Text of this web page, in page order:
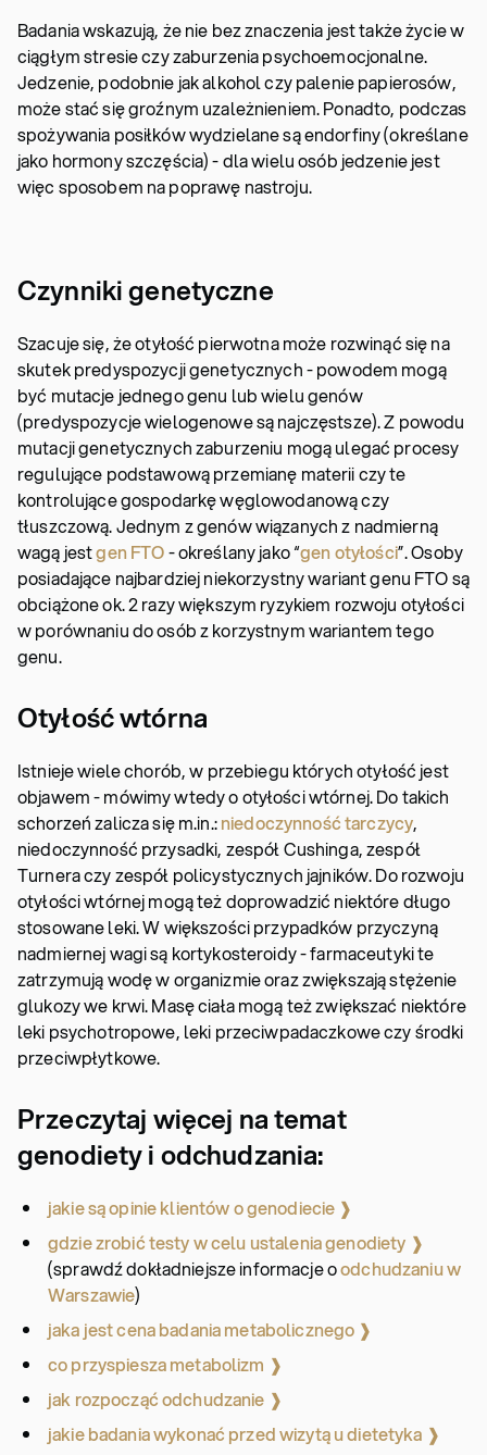
Badania wskazują, że nie bez znaczenia jest także życie w
ciągłym stresie czy zaburzenia psychoemocjonalne.
Jedzenie, podobnie jak alkohol czy palenie papierosów,
może stać się groźnym uzależnieniem. Ponadto, podczas
spożywania posiłków wydzielane są endorfiny (określane
jako hormony szczęścia) - dla wielu osób jedzenie jest
więc sposobem na poprawę nastroju.
Czynniki genetyczne
Szacuje się, że otyłość pierwotna może rozwinąć się na
skutek predyspozycji genetycznych - powodem mogą
być mutacje jednego genu lub wielu genów
(predyspozycje wielogenowe są najczęstsze). Z powodu
mutacji genetycznych zaburzeniu mogą ulegać procesy
regulujące podstawową przemianę materii czy te
kontrolujące gospodarkę węglowodanową czy
tłuszczową. Jednym z genów wiązanych z nadmierną
wagą jestgen FTO- określany jako “gen otyłości”. Osoby
posiadające najbardziej niekorzystny wariant genu FTO są
obciążone ok. 2 razy większym ryzykiem rozwoju otyłości
w porównaniu do osób z korzystnym wariantem tego
genu.
Otyłość wtórna
Istnieje wiele chorób, w przebiegu których otyłość jest
objawem - mówimy wtedy o otyłości wtórnej. Do takich
schorzeń zalicza się m.in.:niedoczynność tarczycy,
niedoczynność przysadki, zespół Cushinga, zespół
Turnera czy zespół policystycznych jajników. Do rozwoju
otyłości wtórnej mogą też doprowadzić niektóre długo
stosowane leki. W większości przypadków przyczyną
nadmiernej wagi są kortykosteroidy - farmaceutyki te
zatrzymują wodę w organizmie oraz zwiększają stężenie
glukozy we krwi. Masę ciała mogą też zwiększać niektóre
leki psychotropowe, leki przeciwpadaczkowe czy środki
przeciwpłytkowe.
Przeczytaj więcej na temat
genodiety i odchudzania:
jakie są opinie klientów o genodiecie ❱
gdzie zrobić testy w celu ustalenia genodiety ❱
(sprawdź dokładniejsze informacje oodchudzaniu w
Warszawie)
jaka jest cena badania metabolicznego ❱
co przyspiesza metabolizm ❱
jak rozpocząć odchudzanie ❱
jakie badania wykonać przed wizytą u dietetyka ❱